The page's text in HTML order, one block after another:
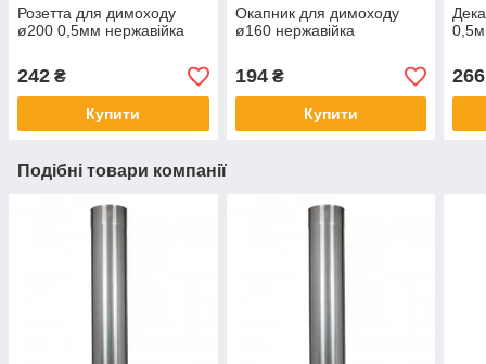
Розетта для димоходу
ø200 0,5мм нержавійка
242 ₴
Купити
Окапник для димоходу
ø160 нержавійка
194₴
Купити
266
Подібні товари компанії